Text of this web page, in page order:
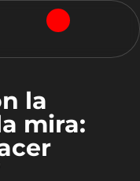
la
mira: